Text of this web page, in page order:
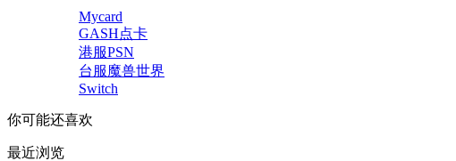
Mycard
GASH点卡
港服PSN
台服魔兽世界
Switch
你可能还喜欢
最近浏览